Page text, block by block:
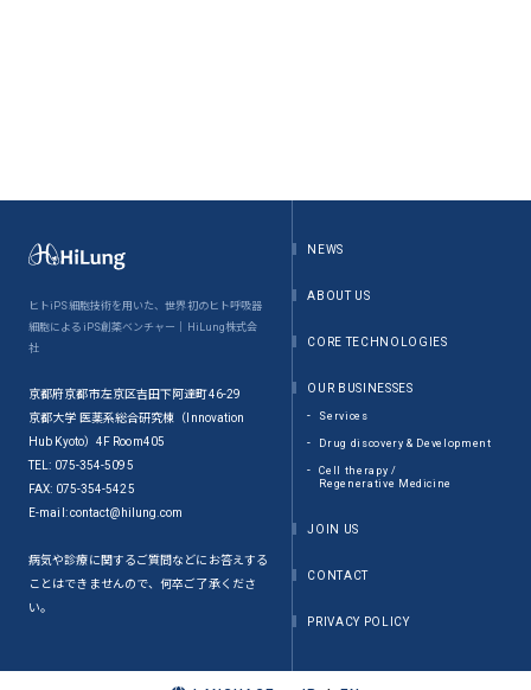
ヒトiPS細胞技術を用いた、世界初のヒト呼吸器
細胞によるiPS創薬ベンチャー｜HiLung株式会
社
京都府京都市左京区吉田下阿達町46-29
京都大学 医薬系総合研究棟（Innovation
Hub Kyoto）4F Room405
TEL: 075-354-5095
FAX: 075-354-5425
E-mail: contact@hilung.com
病気や診療に関するご質問などにお答えする
ことはできませんので、何卒ご了承くださ
い。
NEWS
ABOUT US
CORE TECHNOLOGIES
OUR BUSINESSES
Services
Drug discovery & Development
Cell therapy /
Regenerative Medicine
JOIN US
CONTACT
PRIVACY POLICY